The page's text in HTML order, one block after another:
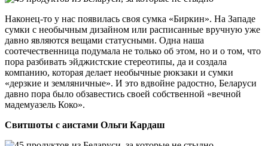
Наконец-то у нас появилась своя сумка «Биркин». На Западе
сумки с необычным дизайном или расписанные вручную уже
давно являются вещами статусными. Одна наша
соотечественница подумала не только об этом, но и о том, что
пора разбивать эйджистские стереотипы, да и создала
компанию, которая делает необычные рюкзаки и сумки
«дерзкие и земляничные». И это вдвойне радостно, Беларуси
давно пора было обзавестись своей собственной «вечной
мадемуазель Коко».
Свитшоты с аистами Ольги Кардаш